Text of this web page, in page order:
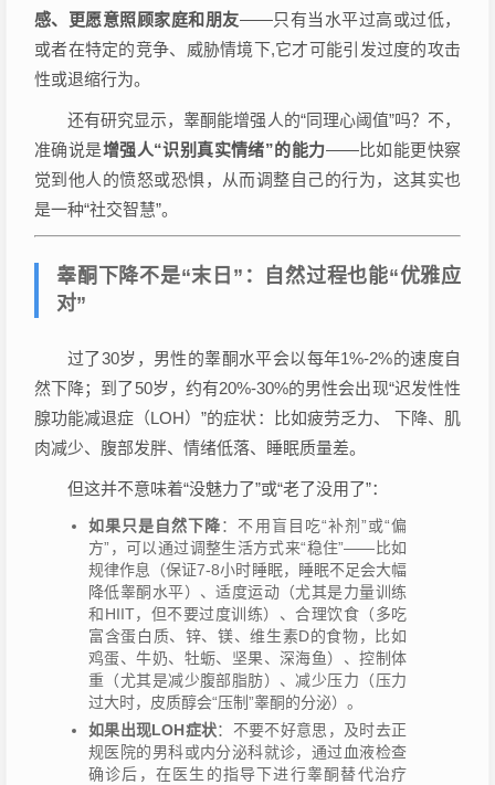
感、更愿意照顾家庭和朋友——只有当水平过高或过低，
或者在特定的竞争、威胁情境下,它才可能引发过度的攻击
性或退缩行为。
还有研究显示，睾酮能增强人的“同理心阈值”吗？不，
准确说是增强人“识别真实情绪”的能力——比如能更快察
觉到他人的愤怒或恐惧，从而调整自己的行为，这其实也
是一种“社交智慧”。
睾酮下降不是“末日”：自然过程也能“优雅应
对”
过了30岁，男性的睾酮水平会以每年1%-2%的速度自
然下降；到了50岁，约有20%-30%的男性会出现“迟发性性
腺功能减退症（LOH）”的症状：比如疲劳乏力、 下降、肌
肉减少、腹部发胖、情绪低落、睡眠质量差。
但这并不意味着“没魅力了”或“老了没用了”：
如果只是自然下降：不用盲目吃“补剂”或“偏
方”，可以通过调整生活方式来“稳住”——比如
规律作息（保证7-8小时睡眠，睡眠不足会大幅
降低睾酮水平）、适度运动（尤其是力量训练
和HIIT，但不要过度训练）、合理饮食（多吃
富含蛋白质、锌、镁、维生素D的食物，比如
鸡蛋、牛奶、牡蛎、坚果、深海鱼）、控制体
重（尤其是减少腹部脂肪）、减少压力（压力
过大时，皮质醇会“压制”睾酮的分泌）。
如果出现LOH症状：不要不好意思，及时去正
规医院的男科或内分泌科就诊，通过血液检查
确诊后，在医生的指导下进行睾酮替代治疗